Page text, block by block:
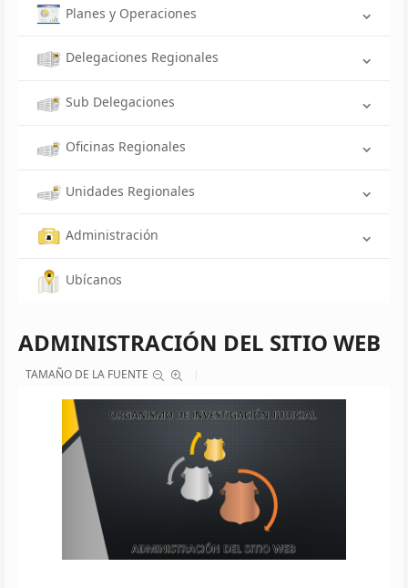
Planes y Operaciones
Delegaciones Regionales
Sub Delegaciones
Oficinas Regionales
Unidades Regionales
Administración
Ubícanos
ADMINISTRACIÓN DEL SITIO WEB
TAMAÑO DE LA FUENTE